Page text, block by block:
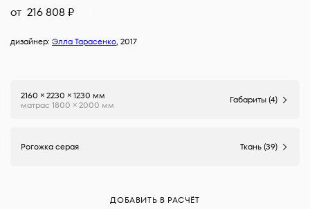
от 216 808₽
дизайнер: Элла Тарасенко, 2017
2160 × 2230 × 1230 мм
матрас 1800 × 2000 мм
Габариты (4)
Рогожка серая Ткань (39)
ДОБАВИТЬ В РАСЧЁТ